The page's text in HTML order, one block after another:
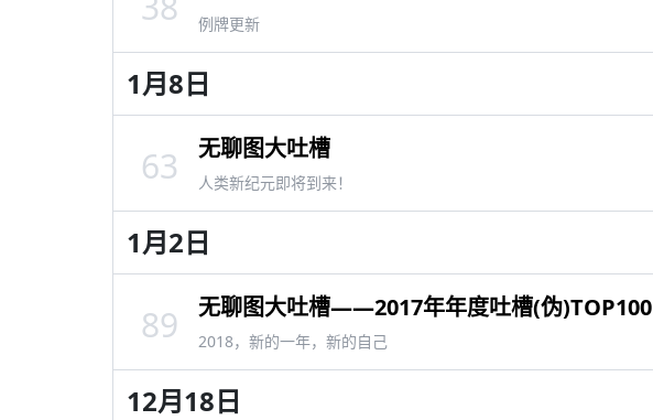
例牌更新
1月8日
无聊图大吐槽
人类新纪元即将到来！
63
1月2日
无聊图大吐槽——2017年年度吐槽(伪)TOP100
2018，新的一年，新的自己
89
12月18日